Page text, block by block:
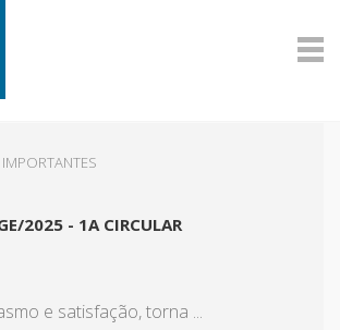
2025 - 1A CIRCULAR
e satisfação, torna ...